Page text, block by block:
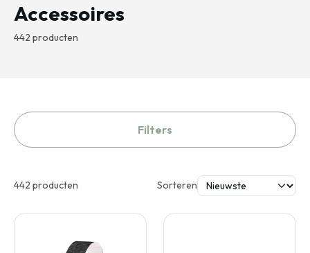
Accessoires
442 producten
Filters
442 producten Sorteren